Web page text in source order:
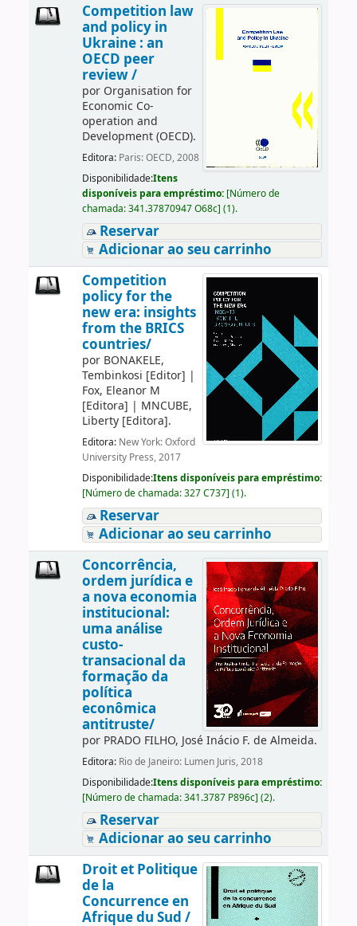
Competition law
and policy in
Ukraine : an
OECD peer
review /
por Organisation for
Economic Co-
operation and
Development (OECD).
Editora: Paris: OECD, 2008
Disponibilidade:Itens
disponíveis para empréstimo: [Número de
chamada:341.37870947 O68c] (1).
Reservar
Adicionar ao seu carrinho
Competition
policy for the
new era: insights
from the BRICS
countries/
por BONAKELE,
Tembinkosi [Editor] |
Fox, Eleanor M
[Editora] | MNCUBE,
Liberty[Editora].
Editora: New York: Oxford
University Press, 2017
Disponibilidade:Itens disponíveis para empréstimo:
[Número de chamada:327 C737] (1).
Reservar
Adicionar ao seu carrinho
Concorrência,
ordem jurídica e
a nova economia
institucional:
uma análise
custo-
transacional da
formação da
política
econômica
antitruste/
por PRADO FILHO, José Inácio F. de Almeida.
Editora: Rio de Janeiro: Lumen Juris, 2018
Disponibilidade:Itens disponíveis para empréstimo:
[Número de chamada:341.3787 P896c] (2).
Reservar
Adicionar ao seu carrinho
Droit et Politique
de la
Concurrence en
Afrique du Sud /